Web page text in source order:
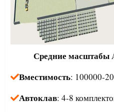
Средние масштабы
Вместимость: 100000-
Автоклав: 4-8